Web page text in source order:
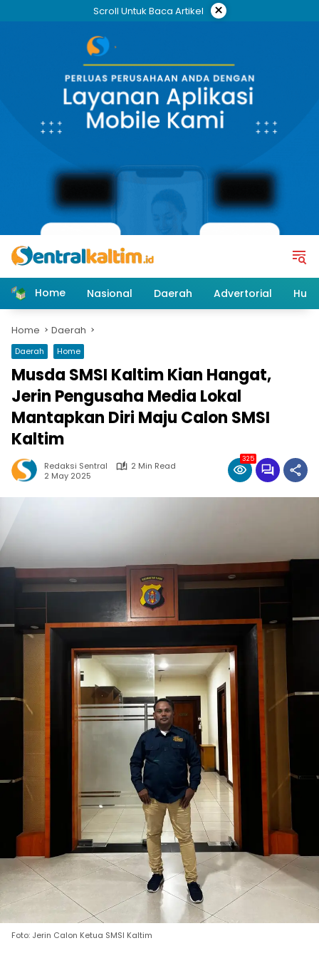
Scroll Untuk Baca Artikel ×
Home Nasional Daerah Advertorial
Home Daerah
Daerah Home
Musda SMSI Kaltim Kian Hangat,
Jerin Pengusaha Media Lokal
Mantapkan Diri Maju Calon SMSI
Kaltim
Redaksi Sentral
2 Min Read
2 May 2025
325
Foto: Jerin Calon Ketua SMSI Kaltim